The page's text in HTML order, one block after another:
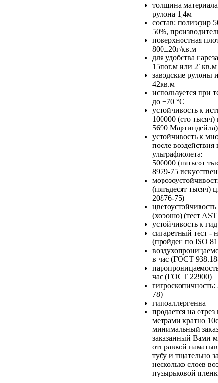
толщина
рулона 1,4м
состав: полиэфир
50%,
поверхностная
800±20г/кв.м
для удобства
15пог.м или 21кв.м
заводские рулоны
42кв.м
используется при
до +70 °С
устойчивость к
100000 (сто тысяч)
5690 Мартиндейла)
устойчивость к
после воздействия
ультрафиолета:
500000 (пятьсот
8979-75
(пятьдесят тысяч)
20876-75)
(хорошо) (тест
устойчивость к
сигаретный тест -
(пройден по ISO
в час (ГОСТ
час (ГОСТ 22900)
78)
гипоаллергенна
продается на
метрами кратно
минимальный
заказанный Вами
отправкой
тубу и тщательно
несколько слоев
пузырьковой